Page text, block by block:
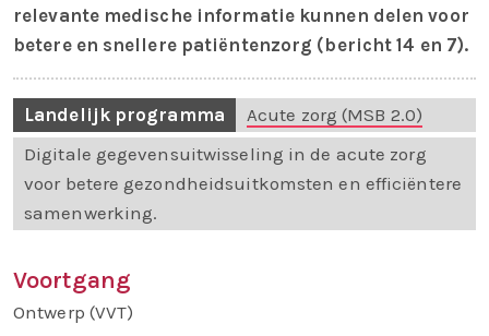
relevante medische informatie kunnen delen voor
betere en snellere patiëntenzorg (bericht 14 en 7).
Landelijk programma
Acute zorg (MSB 2.0)
Digitale gegevensuitwisseling in de acute zorg
voor betere gezondheidsuitkomsten en efficiëntere
samenwerking.
Voortgang
Ontwerp (VVT)